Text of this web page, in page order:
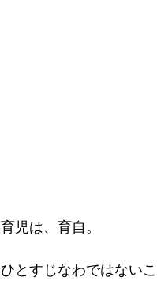
育児は、育自。
ひとすじなわではないこ